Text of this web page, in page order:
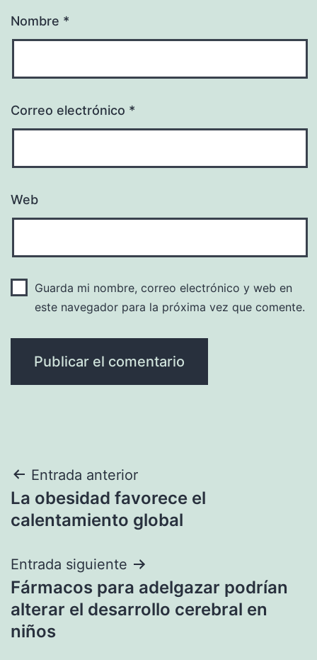
Nombre *
Correo electrónico *
Web
Guarda mi nombre, correo electrónico y web en
este navegador para la próxima vez que comente.
Navegación
de
Entrada anterior
La obesidad favorece el
calentamiento global
Entrada siguiente
Fármacos para adelgazar podrían
alterar el desarrollo cerebral en
niños